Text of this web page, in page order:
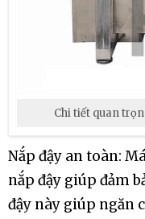
Chi tiết quan
Nắp đậy an toàn:
nắp đậy giúp đảm
đậy này giúp ngăn